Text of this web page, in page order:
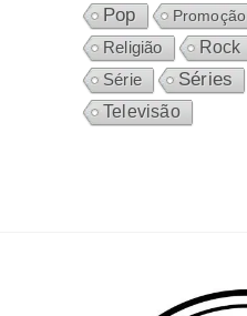
Pop Promoção
Religião
Rock
Série Séries
Televisão